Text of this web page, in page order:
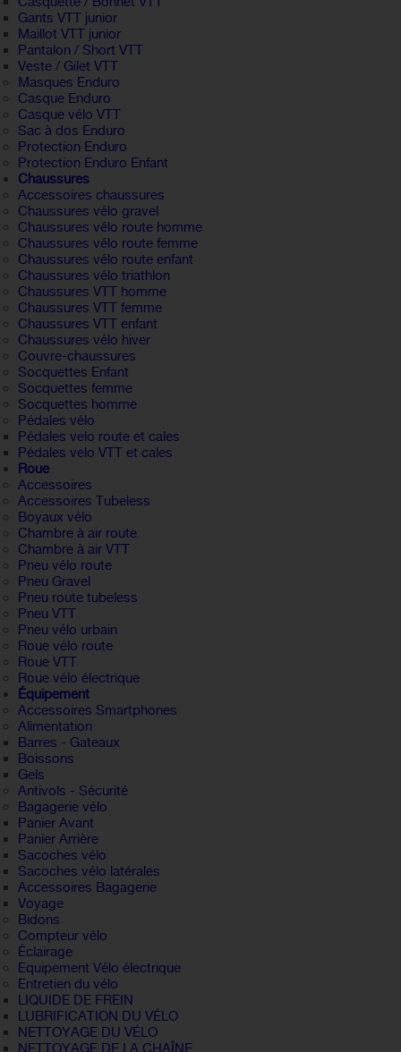
Gants VTT junior
Maillot VTT junior
Pantalon / Short VTT
Veste / Gilet VTT
Masques Enduro
Casque Enduro
Casque vélo VTT
Sac à dos Enduro
Protection Enduro
Protection Enduro Enfant
Chaussures
Accessoires chaussures
Chaussures vélo gravel
Chaussures vélo route homme
Chaussures vélo route femme
Chaussures vélo route enfant
Chaussures vélo triathlon
Chaussures VTT homme
Chaussures VTT femme
Chaussures VTT enfant
Chaussures vélo hiver
Couvre-chaussures
Socquettes Enfant
Socquettes femme
Socquettes homme
Pédales vélo
Pédales velo route et cales
Pédales velo VTT et cales
Roue
Accessoires
Accessoires Tubeless
Boyaux vélo
Chambre à air route
Chambre à air VTT
Pneu vélo route
Pneu Gravel
Pneu route tubeless
Pneu VTT
Pneu vélo urbain
Roue vélo route
Roue VTT
Roue vélo électrique
Équipement
Accessoires Smartphones
Alimentation
Barres - Gateaux
Boissons
Gels
Antivols - Sécurité
Bagagerie vélo
Panier Avant
Panier Arrière
Sacoches vélo
Sacoches vélo latérales
Accessoires Bagagerie
Voyage
Bidons
Compteur vélo
Éclairage
Equipement Vélo électrique
Entretien du vélo
LIQUIDE DE FREIN
LUBRIFICATION DU VÉLO
NETTOYAGE DU VÉLO
NETTOYAGE DE LA CHAÎNE